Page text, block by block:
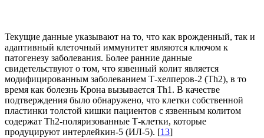
Текущие данные указывают на то, что как врожденный, так и
адаптивный клеточный иммунитет являются ключом к
патогенезу заболевания. Более ранние данные
свидетельствуют о том, что язвенный колит является
модифицированным заболеванием Т-хелперов-2 (Th2), в то
время как болезнь Крона вызывается Th1. В качестве
подтверждения было обнаружено, что клетки собственной
пластинки толстой кишки пациентов с язвенным колитом
содержат Th2-поляризованные Т-клетки, которые
продуцируют интерлейкин-5 (ИЛ-5). [13]